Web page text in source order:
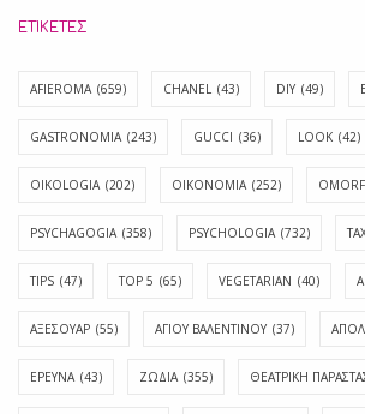
ΕΤΙΚΈΤΕΣ
AFIEROMA (659) CHANEL (43) DIY (49)
GASTRONOMIA (243) GUCCI (36) LOOK (42)
OIKOLOGIA (202) OIKONOMIA (252)
PSYCHAGOGIA (358) PSYCHOLOGIA (732)
TIPS (47) TOP 5 (65) VEGETARIAN (40)
ΑΞΕΣΟΥΑΡ (55) ΑΓΊΟΥ ΒΑΛΕΝΤΊΝΟΥ (37)
ΕΡΕΥΝΑ (43) ΖΩΔΙΑ (355) ΘΕΑΤΡΙΚΗ